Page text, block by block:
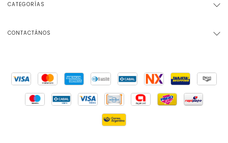
CATEGORÍAS
CONTACTÁNOS